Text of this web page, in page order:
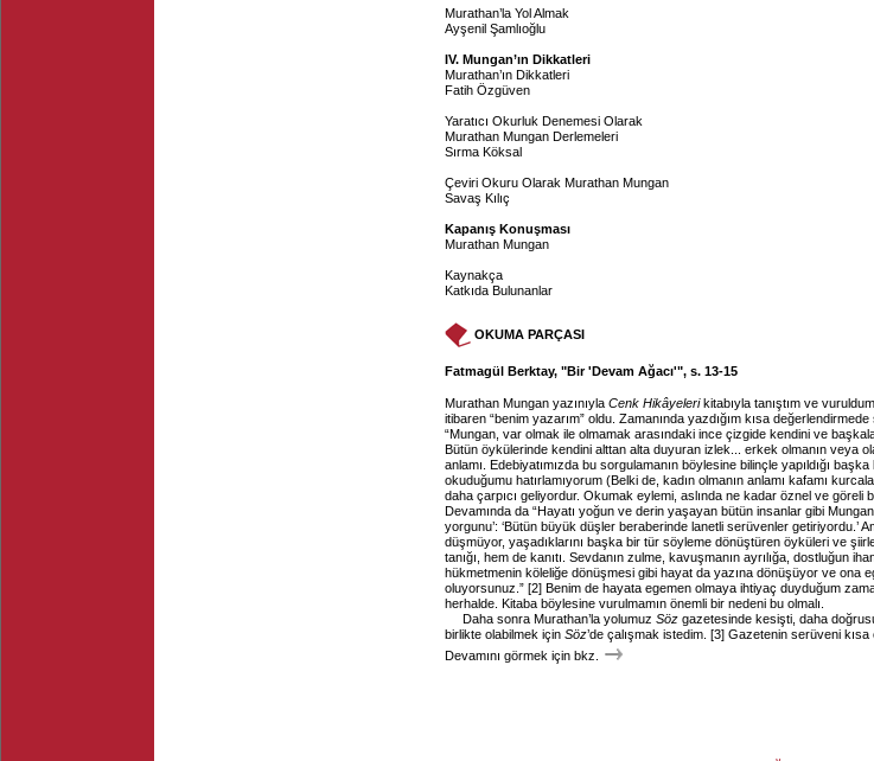
Murathan’la Yol Almak
Ayşenil Şamlıoğlu
IV. Mungan’ın Dikkatleri
Murathan’ın Dikkatleri
Fatih Özgüven
Yaratıcı Okurluk Denemesi Olarak
Murathan Mungan Derlemeleri
Sırma Köksal
Çeviri Okuru Olarak Murathan Mungan
Savaş Kılıç
Kapanış Konuşması
Murathan Mungan
Kaynakça
Katkıda Bulunanlar
OKUMA PARÇASI
Fatmagül Berktay, "Bir 'Devam Ağacı'", s. 13-15
Murathan Mungan yazınıyla Cenk Hikâyelerikitabıyla tanıştım ve
itibaren “benim yazarım” oldu. Zamanında yazdığım kısa
“Mungan, var olmak ile olmamak arasındaki ince çizgide kendini ve
Bütün öykülerinde kendini alttan alta duyuran izlek... erkek olmanın veya
anlamı. Edebiyatımızda bu sorgulamanın böylesine bilinçle yapıldığı
okuduğumu hatırlamıyorum (Belki de, kadın olmanın anlamı kafamı
daha çarpıcı geliyordur. Okumak eylemi, aslında ne kadar öznel ve göreli
Devamında da “Hayatı yoğun ve derin yaşayan bütün insanlar gibi
yorgunu’: ‘Bütün büyük düşler beraberinde lanetli serüvenler getiriyordu.’
düşmüyor, yaşadıklarını başka bir tür söyleme dönüştüren öyküleri ve
tanığı, hem de kanıtı. Sevdanın zulme, kavuşmanın ayrılığa, dostluğun
hükmetmenin köleliğe dönüşmesi gibi hayat da yazına dönüşüyor ve ona
oluyorsunuz.” [2] Benim de hayata egemen olmaya ihtiyaç duyduğum
herhalde. Kitaba böylesine vurulmamın önemli bir nedeni bu olmalı.
Daha sonra Murathan’la yolumuz Söz gazetesinde kesişti, daha
birlikte olabilmek için Söz’de çalışmak istedim. [3] Gazetenin serüveni kısa
Devamını görmek için bkz.